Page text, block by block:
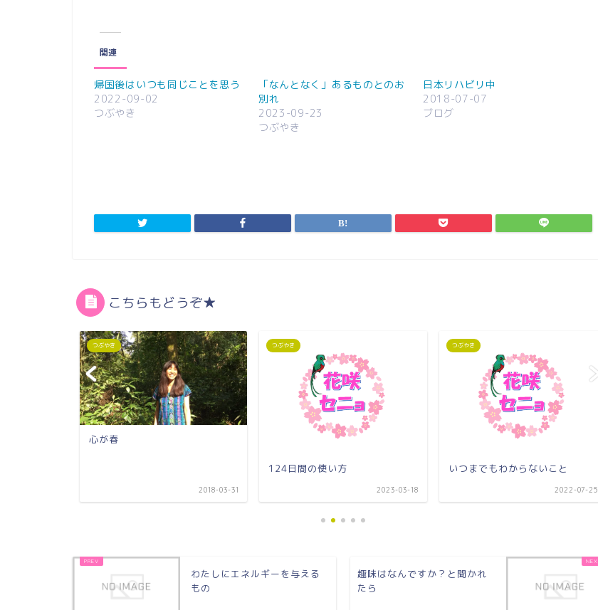
関連
帰国後はいつも同じことを思う
2022-09-02
つぶやき
「なんとなく」あるものとのお
別れ
2023-09-23
つぶやき
日本リハビリ中
2018-07-07
ブログ
こちらもどうぞ★
つぶやき
心が春
2018-03-31
つぶやき
124日間の使い方
2023-03-18
つぶやき
いつまでもわからないこと
2022-07-25
わたしにエネルギーを与える
もの
趣味はなんですか？と聞かれ
たら